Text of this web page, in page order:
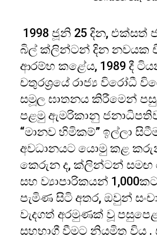
1998 ජූනි 25 දින, එක්සත්
බිල් ක්ලින්ටන් දින නවයක
ආරම්භ කළේය, 1989 දී
චතුරශ්‍රයේ රාජ්‍ය විරෝධී
සමූල ඝාතනය කිරීමෙන්
පළමු ඇමරිකානු
“මානව හිමිකම්” ඉල්ලා
අවධානයට යොමු කළ
කෙරුන ද, ක්ලින්ටන් සමඟ
සහ ව්‍යාපාරිකයන්
පැමිණ සිටි අතර, ඔවුන්
වැදගත් අරමුණක් වූ
සහභාගී වීමට නියමිත විය .